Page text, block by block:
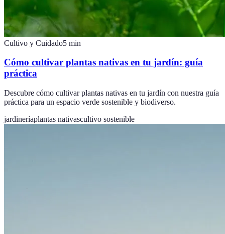
Cultivo y Cuidado5 min
Cómo cultivar plantas nativas en tu jardín: guía
práctica
Descubre cómo cultivar plantas nativas en tu jardín con nuestra guía
práctica para un espacio verde sostenible y biodiverso.
jardineríaplantas nativascultivo sostenible